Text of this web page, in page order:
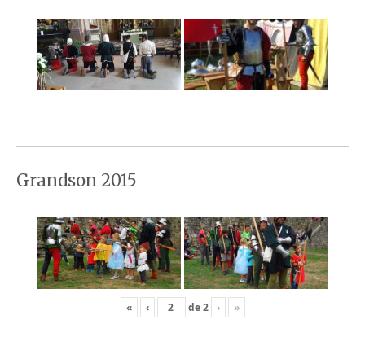
Grandson 2015
« ‹ de2 › »